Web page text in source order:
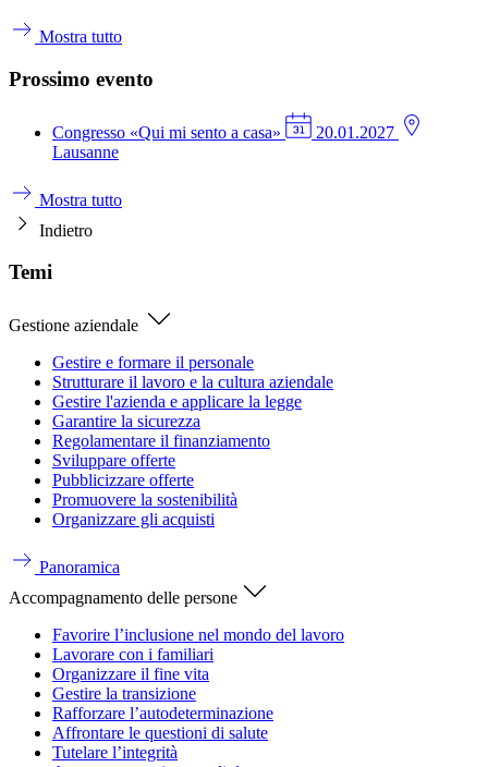
Mostra tutto
Prossimo evento
Congresso «Qui mi sento a casa»
20.01.2027
Lausanne
Mostra tutto
Indietro
Temi
Gestione aziendale
Gestire e formare il personale
Strutturare il lavoro e la cultura aziendale
Gestire l'azienda e applicare la legge
Garantire la sicurezza
Regolamentare il finanziamento
Sviluppare offerte
Pubblicizzare offerte
Promuovere la sostenibilità
Organizzare gli acquisti
Panoramica
Accompagnamento delle persone
Favorire l’inclusione nel mondo del lavoro
Lavorare con i familiari
Organizzare il fine vita
Gestire la transizione
Rafforzare l’autodeterminazione
Affrontare le questioni di salute
Tutelare l’integrità